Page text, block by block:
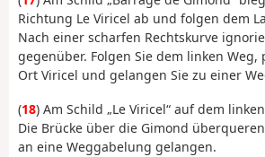
Richtung Le Viricel ab und folgen dem
Nach einer scharfen Rechtskurve
gegenüber. Folgen Sie dem linken Weg,
Ort Viricel und gelangen Sie zu einer
(18) Am Schild „Le Viricel“ auf dem
Die Brücke über die Gimond
an eine Weggabelung gelangen.